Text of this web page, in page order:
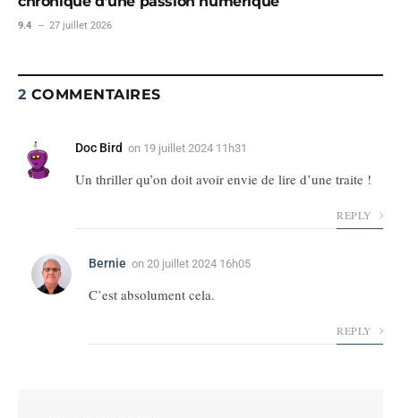
9.4 27 juillet 2026
2 COMMENTAIRES
Doc Bird on 19 juillet 2024 11h31
Un thriller qu’on doit avoir envie de lire d’une traite !
REPLY
Bernie on 20 juillet 2024 16h05
C’est absolument cela.
REPLY